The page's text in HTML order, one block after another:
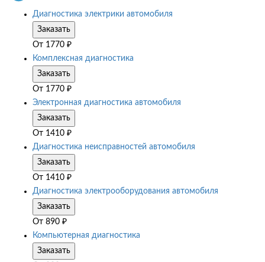
Диагностика электрики автомобиля
Заказать
От 1770 ₽
Комплексная диагностика
Заказать
От 1770 ₽
Электронная диагностика автомобиля
Заказать
От 1410 ₽
Диагностика неисправностей автомобиля
Заказать
От 1410 ₽
Диагностика электрооборудования автомобиля
Заказать
От 890 ₽
Компьютерная диагностика
Заказать